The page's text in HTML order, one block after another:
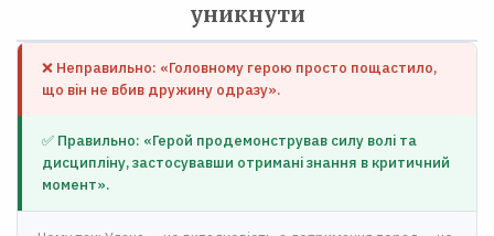
уникнути
❌ Неправильно: «Головному герою просто пощастило,
що він не вбив дружину одразу».
✅ Правильно: «Герой продемонстрував силу волі та
дисципліну, застосувавши отримані знання в критичний
момент».